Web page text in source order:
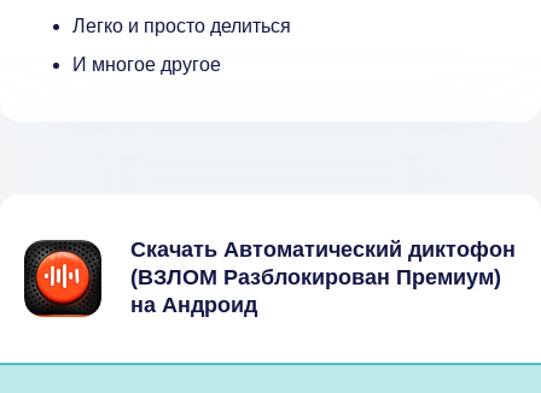
Легко и просто делиться
И многое другое
Скачать Автоматический диктофон
(ВЗЛОМ Разблокирован Премиум)
на Андроид